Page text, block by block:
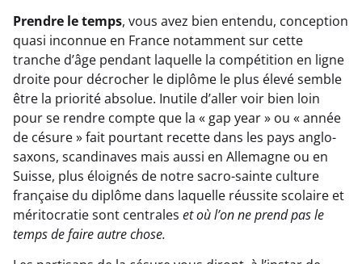
Prendre le temps, vous avez bien entendu, conception
quasi inconnue en France notamment sur cette
tranche d’âge pendant laquelle la compétition en ligne
droite pour décrocher le diplôme le plus élevé semble
être la priorité absolue. Inutile d’aller voir bien loin
pour se rendre compte que la « gap year » ou « année
de césure » fait pourtant recette dans les pays anglo-
saxons, scandinaves mais aussi en Allemagne ou en
Suisse, plus éloignés de notre sacro-sainte culture
française du diplôme dans laquelle réussite scolaire et
méritocratie sont centrales et où l’on ne prend pas le
temps de faire autre chose.